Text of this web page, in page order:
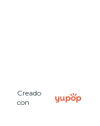
Creado
con